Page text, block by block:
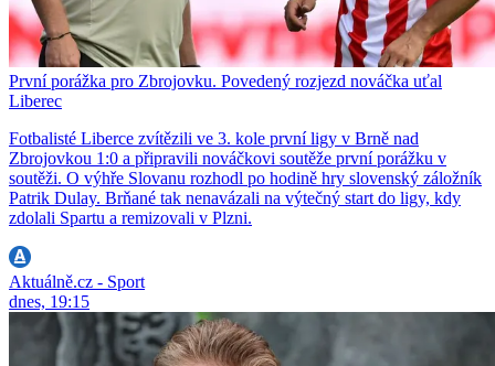
První porážka pro Zbrojovku. Povedený rozjezd nováčka uťal
Liberec
Fotbalisté Liberce zvítězili ve 3. kole první ligy v Brně nad
Zbrojovkou 1:0 a připravili nováčkovi soutěže první porážku v
soutěži. O výhře Slovanu rozhodl po hodině hry slovenský záložník
Patrik Dulay. Brňané tak nenavázali na výtečný start do ligy, kdy
zdolali Spartu a remizovali v Plzni.
Aktuálně.cz - Sport
dnes, 19:15